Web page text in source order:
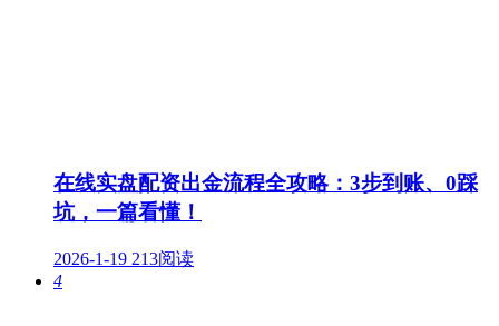
在线实盘配资出金流程全攻略：3步到账、0踩
坑，一篇看懂！
2026-1-19 213阅读
4